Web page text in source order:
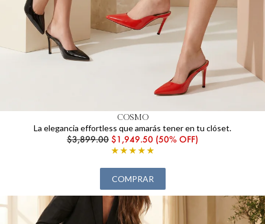
COSMO
La elegancia effortless que amarás tener en tu clóset.
$3,899.00 $1,949.50 (50% OFF)
★★★★★
COMPRAR